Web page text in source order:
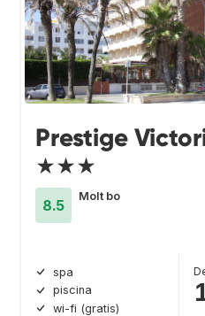
Prestige
★★★
8.5
Molt bo
spa
piscina
wi-fi (gratis)